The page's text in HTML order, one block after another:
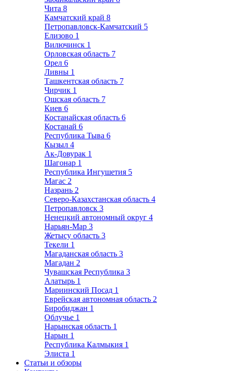
Чита 8
Камчатский край 8
Петропавловск-Камчатский 5
Елизово 1
Вилючинск 1
Орловская область 7
Орел 6
Ливны 1
Ташкентская область 7
Чирчик 1
Ошская область 7
Киев 6
Костанайская область 6
Костанай 6
Республика Тыва 6
Кызыл 4
Ак-Довурак 1
Шагонар 1
Республика Ингушетия 5
Магас 2
Назрань 2
Северо-Казахстанская область 4
Петропавловск 3
Ненецкий автономный округ 4
Нарьян-Мар 3
Жетысу область 3
Текели 1
Магаданская область 3
Магадан 2
Чувашская Республика 3
Алатырь 1
Мариинский Посад 1
Еврейская автономная область 2
Биробиджан 1
Облучье 1
Нарынская область 1
Нарын 1
Республика Калмыкия 1
Элиста 1
Статьи и обзоры